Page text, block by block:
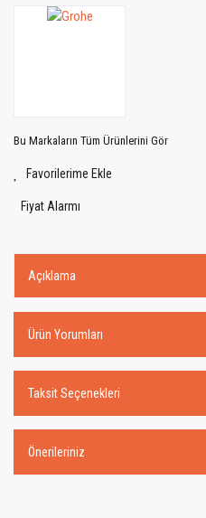
Bu Markaların Tüm Ürünlerini Gör
Fiyat Alarmı
Açıklama
Ürün Yorumları
Taksit Seçenekleri
Önerileriniz